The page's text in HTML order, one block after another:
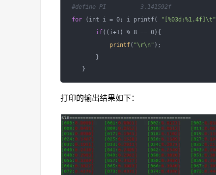
#define PI          3.141592f
for (int i = 0; i printf( "[%03d:%1.4f]\t"
if((i+1) % 8 == 0){
printf( "\r\n" );
}
打印的输出结果如下：